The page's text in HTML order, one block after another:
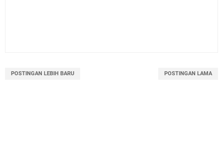
POSTINGAN LEBIH BARU POSTINGAN LAMA